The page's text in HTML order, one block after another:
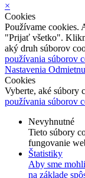
×
Cookies
Používame cookies.
"Prijať všetko".
aký druh súborov
používania súborov
Nastavenia
Cookies
Vyberte, aké súbory
používania súborov
Nevyhnutné
Tieto súbory
fungovanie
Štatistiky
Aby sme
na základe